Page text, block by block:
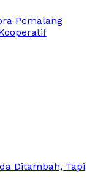
Pemalang
Ditambah, Tapi